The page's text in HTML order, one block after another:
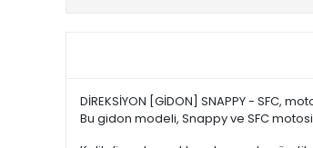
DİREKSİYON [GİDON] SNAPPY - SFC,
Bu gidon modeli, Snappy ve SFC